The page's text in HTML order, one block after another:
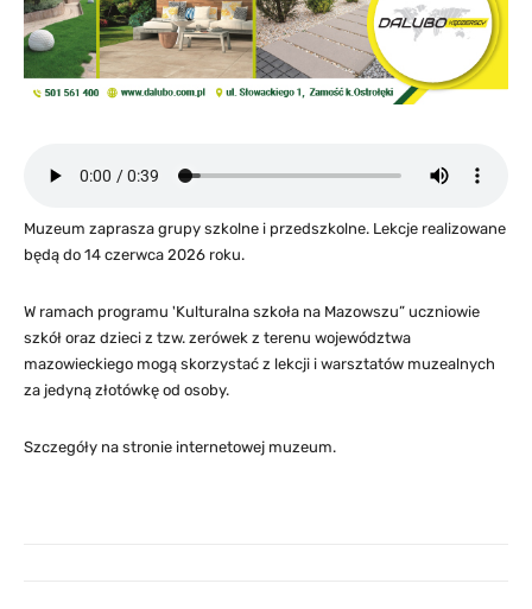
Muzeum zaprasza grupy szkolne i przedszkolne. Lekcje realizowane
będą do 14 czerwca 2026 roku.
W ramach programu 'Kulturalna szkoła na Mazowszu” uczniowie
szkół oraz dzieci z tzw. zerówek z terenu województwa
mazowieckiego mogą skorzystać z lekcji i warsztatów muzealnych
za jedyną złotówkę od osoby.
Szczegóły na stronie internetowej muzeum.